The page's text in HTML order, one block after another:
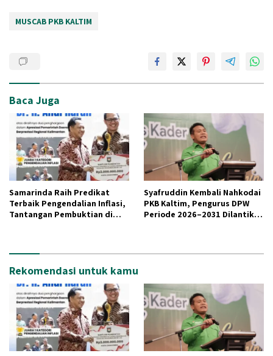
MUSCAB PKB KALTIM
Baca Juga
Samarinda Raih Predikat
Terbaik Pengendalian Inflasi,
Tantangan Pembuktian di
Syafruddin Kembali Nahkodai
PKB Kaltim, Pengurus DPW
Periode 2026–2031 Dilantik di
Rekomendasi untuk kamu